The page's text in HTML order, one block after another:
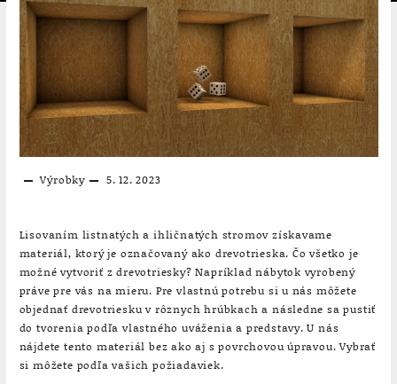
Výrobky 5. 12. 2023
Lisovaním listnatých a ihličnatých stromov získavame
materiál, ktorý je označovaný ako drevotrieska. Čo všetko je
možné vytvoriť z drevotriesky? Napríklad nábytok vyrobený
práve pre vás na mieru. Pre vlastnú potrebu si u nás môžete
objednať drevotriesku v rôznych hrúbkach a následne sa pustiť
do tvorenia podľa vlastného uváženia a predstavy. U nás
nájdete tento materiál bez ako aj s povrchovou úpravou. Vybrať
si môžete podľa vašich požiadaviek.